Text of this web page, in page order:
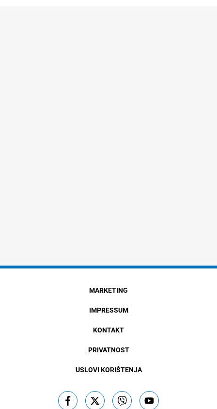
MARKETING
IMPRESSUM
KONTAKT
PRIVATNOST
USLOVI KORIŠTENJA